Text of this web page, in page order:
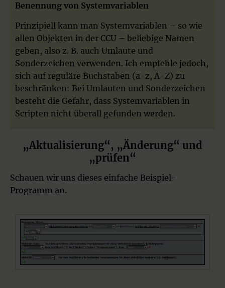
Benennung von Systemvariablen
Prinzipiell kann man Systemvariablen – so wie
allen Objekten in der CCU – beliebige Namen
geben, also z. B. auch Umlaute und
Sonderzeichen verwenden. Ich empfehle jedoch,
sich auf reguläre Buchstaben (a-z, A-Z) zu
beschränken: Bei Umlauten und Sonderzeichen
besteht die Gefahr, dass Systemvariablen in
Scripten nicht überall gefunden werden.
„Aktualisierung“, „Änderung“ und
„prüfen“
Schauen wir uns dieses einfache Beispiel-
Programm an.